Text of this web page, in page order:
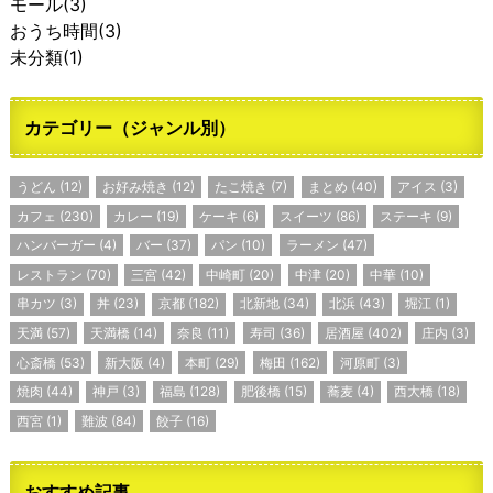
モール(3)
おうち時間(3)
未分類(1)
カテゴリー（ジャンル別）
うどん (12) お好み焼き (12) たこ焼き (7) まとめ (40) アイス (3)
カフェ (230) カレー (19) ケーキ (6) スイーツ (86) ステーキ (9)
ハンバーガー (4) バー (37) パン (10) ラーメン (47)
レストラン (70) 三宮 (42) 中崎町 (20) 中津(20) 中華(10)
串カツ (3) 丼 (23) 京都 (182) 北新地(34) 北浜(43) 堀江 (1)
天満 (57) 天満橋 (14) 奈良 (11) 寿司 (36) 居酒屋 (402) 庄内 (3)
心斎橋 (53) 新大阪 (4) 本町 (29) 梅田 (162) 河原町 (3)
焼肉 (44) 神戸 (3) 福島 (128) 肥後橋 (15) 蕎麦(4) 西大橋 (18)
西宮(1) 難波 (84) 餃子 (16)